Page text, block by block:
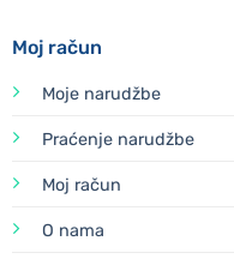
Moj račun
Moje narudžbe
Praćenje narudžbe
Moj račun
O nama